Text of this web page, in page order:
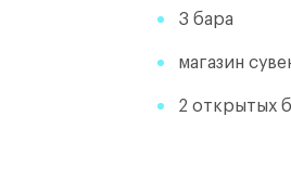
3 бара
магазин
2 открытых